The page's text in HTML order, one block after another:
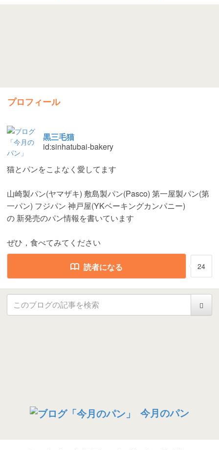
プロフィール
黒三毛猫
id:sinhatubai-bakery
猫とパンをこよなく愛してます
山崎製パン(ヤマザキ) 敷島製パン(Pasco) 第一屋製パン(第
一パン) フジパン 神戸屋(YKベーキングカンパニー)
の 新発売のパン情報を書いています
ぜひ，食べてみてください
読者になる 24
今月のパン